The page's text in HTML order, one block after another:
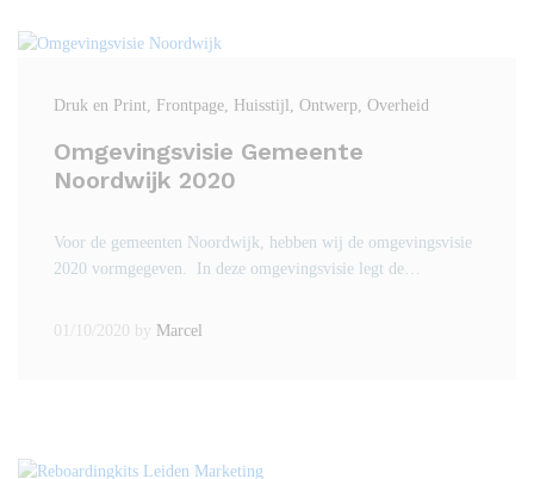
Druk en Print , Frontpage , Huisstijl , Ontwerp , Overheid
Omgevingsvisie Gemeente
Noordwijk 2020
Voor de gemeenten Noordwijk, hebben wij de omgevingsvisie
2020 vormgegeven. In deze omgevingsvisie legt de…
01/10/2020 by Marcel